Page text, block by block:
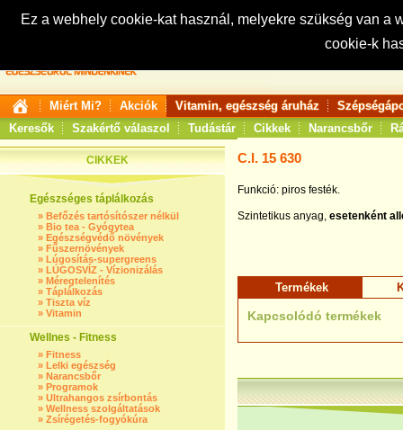
Ez a webhely cookie-kat használ, melyekre szükség van
cookie-k
Keresés:
Miért Mi? Akciók Vitamin, egészség áruház
Keresők
Szakértő válaszol Tudástár Cikkek Narancsbőr
CIKKEK
Egészséges táplálkozás
» Befőzés tartósítószer nélkül
» Bio tea - Gyógytea
» Egészségvédő növények
» Fűszernövények
» Lúgosítás-supergreens
» LÚGOSVÍZ - Vízionizálás
» Méregtelenítés
» Táplálkozás
» Tiszta víz
» Vitamin
Wellnes - Fitness
» Fitness
» Lelki egészség
» Narancsbőr
» Programok
» Ultrahangos zsírbontás
» Wellness szolgáltatások
» Zsírégetés-fogyókúra
C.I. 15 630
Funkció: piros festék.
Szintetikus anyag, esetenként
Termékek
Kapcsolódó termékek